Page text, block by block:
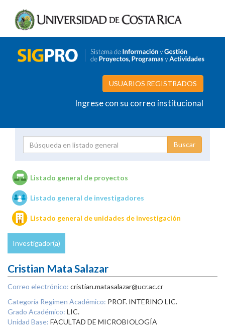
USUARIOS REGISTRADOS
Ingrese con su correo institucional
Unidades de investigación
Listado general de proyectos
Listado general de investigadores
Listado general de unidades de investigación
Investigador(a)
Cristian Mata Salazar
Correo electrónico: cristian.matasalazar@ucr.ac.cr
Categoría Regimen Académico: PROF. INTERINO LIC.
Grado Académico: LIC.
Unidad Base: FACULTAD DE MICROBIOLOGÍA